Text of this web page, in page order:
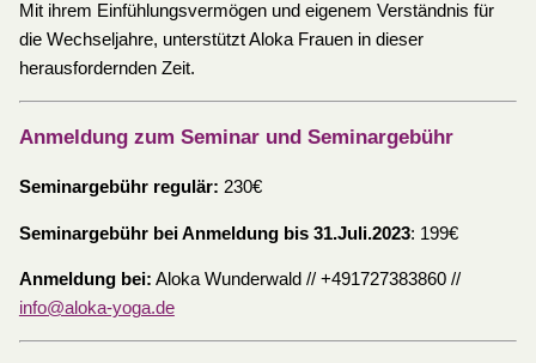
Mit ihrem Einfühlungsvermögen und eigenem Verständnis für
die Wechseljahre, unterstützt Aloka Frauen in dieser
herausfordernden Zeit.
Anmeldung zum Seminar und Seminargebühr
Seminargebühr regulär: 230€
Seminargebühr bei Anmeldung bis 31.Juli.2023: 199€
Anmeldung bei: Aloka Wunderwald // +491727383860 //
info@aloka-yoga.de